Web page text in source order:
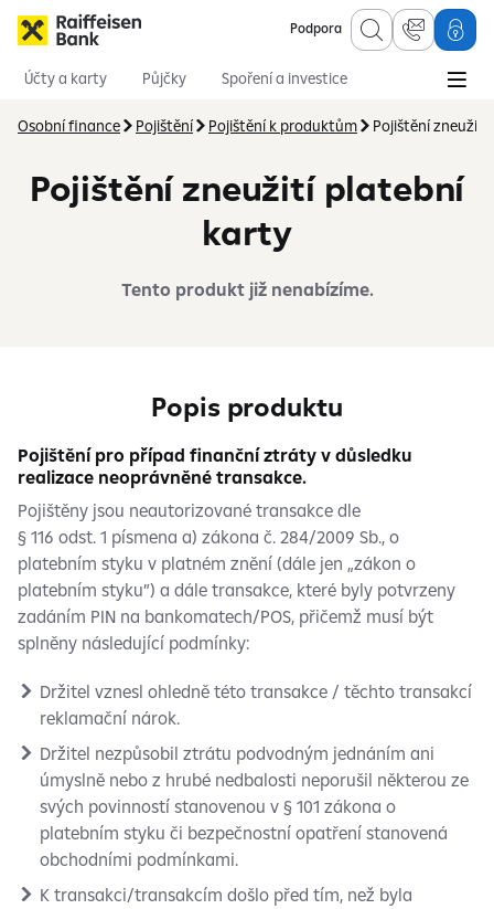
Podpora
Účty a karty Půjčky
Spoření a investice
Osobní finance
Pojištění Pojištění k produktům Pojištění
Pojištění zneužití platební
karty
Tento produkt již nenabízíme.
Popis produktu
Pojištění pro případ finanční ztráty v důsledku
realizace neoprávněné transakce.
Pojištěny jsou neautorizované transakce dle
§ 116 odst. 1 písmena a) zákona č. 284/2009 Sb., o
platebním styku v platném znění (dále jen „zákon o
platebním styku”) a dále transakce, které byly potvrzeny
zadáním PIN na bankomatech/POS, přičemž musí být
splněny následující podmínky:
Držitel vznesl ohledně této transakce / těchto transakcí
reklamační nárok.
Držitel nezpůsobil ztrátu podvodným jednáním ani
úmyslně nebo z hrubé nedbalosti neporušil některou ze
svých povinností stanovenou v § 101 zákona o
platebním styku či bezpečnostní opatření stanovená
obchodními podmínkami.
K transakci/transakcím došlo před tím, než byla